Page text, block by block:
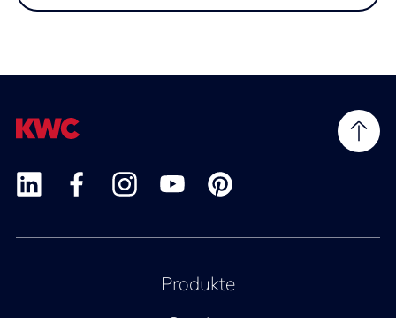
Produkte